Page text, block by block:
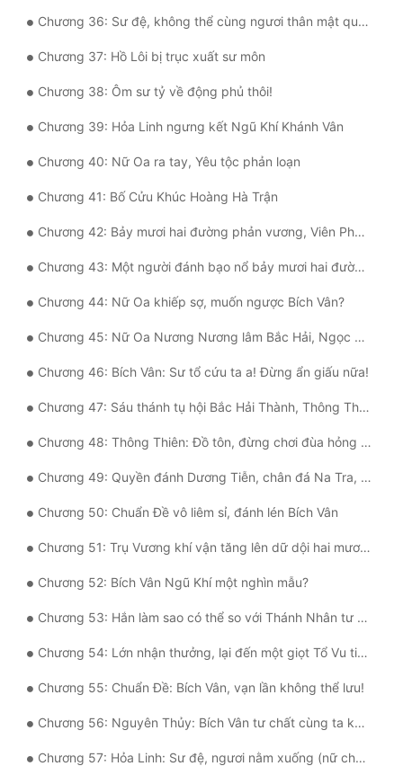
Truyện Nam
Truyện Nữ
Vô Địch Lưu
Xây Dựng Thế Lực
Đam Mỹ
Sát Phạt Quyết Đoán
Điềm Đạm
Chương 36: Sư đệ, không thể cùng ngươi thân mật quá, ta sắp đột phá tu vi rồi!
Chương 37: Hồ Lôi bị trục xuất sư môn
Chương 38: Ôm sư tỷ về động phủ thôi!
Chương 39: Hỏa Linh ngưng kết Ngũ Khí Khánh Vân
Chương 40: Nữ Oa ra tay, Yêu tộc phản loạn
Chương 41: Bố Cửu Khúc Hoàng Hà Trận
Chương 42: Bảy mươi hai đường phản vương, Viên Phúc Thông?
Chương 43: Một người đánh bạo nổ bảy mươi hai đường yêu tướng?
Chương 44: Nữ Oa khiếp sợ, muốn ngược Bích Vân?
Chương 45: Nữ Oa Nương Nương lâm Bắc Hải, Ngọc Hư môn đồ hạ Côn Luân
Chương 46: Bích Vân: Sư tổ cứu ta a! Đừng ẩn giấu nữa!
Chương 47: Sáu thánh tụ hội Bắc Hải Thành, Thông Thiên bày Tru Tiên Trận
Chương 48: Thông Thiên: Đồ tôn, đừng chơi đùa hỏng rồi!
Chương 49: Quyền đánh Dương Tiễn, chân đá Na Tra, chém giết Hạo Thiên
Chương 50: Chuẩn Đề vô liêm sỉ, đánh lén Bích Vân
Chương 51: Trụ Vương khí vận tăng lên dữ dội hai mươi năm
Chương 52: Bích Vân Ngũ Khí một nghìn mẫu?
Chương 53: Hắn làm sao có thể so với Thánh Nhân tư chất?
Chương 54: Lớn nhận thưởng, lại đến một giọt Tổ Vu tinh huyết?
Chương 55: Chuẩn Đề: Bích Vân, vạn lần không thể lưu!
Chương 56: Nguyên Thủy: Bích Vân tư chất cùng ta không phân cao thấp ư?
Chương 57: Hỏa Linh: Sư đệ, ngươi nằm xuống (nữ chủ đầu tiên)